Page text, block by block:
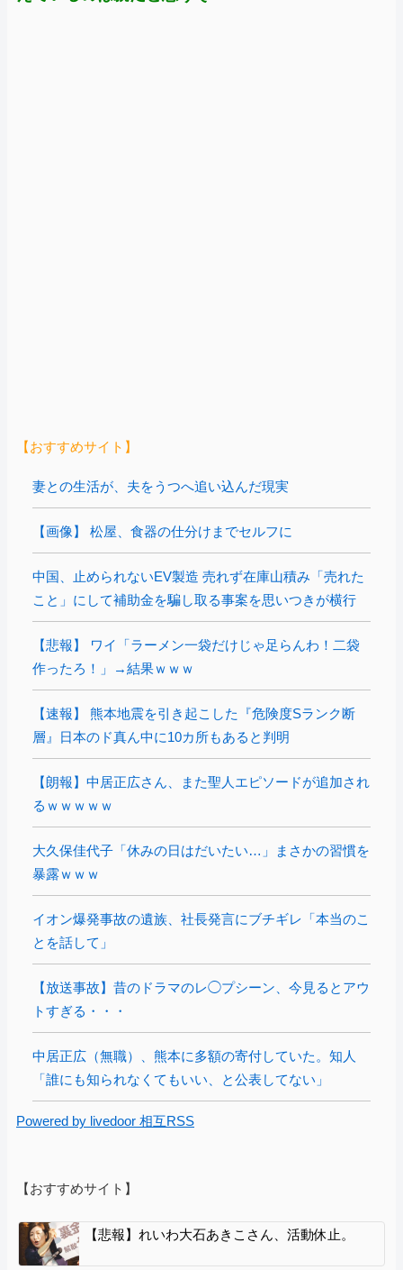
【おすすめサイト】
妻との生活が、夫をうつへ追い込んだ現実
【画像】 松屋、食器の仕分けまでセルフに
中国、止められないEV製造 売れず在庫山積み「売れた
こと」にして補助金を騙し取る事案を思いつきが横行
【悲報】 ワイ「ラーメン一袋だけじゃ足らんわ！二袋
作ったろ！」→結果ｗｗｗ
【速報】 熊本地震を引き起こした『危険度Sランク断
層』日本のド真ん中に10カ所もあると判明
【朗報】中居正広さん、また聖人エピソードが追加され
るｗｗｗｗｗ
大久保佳代子「休みの日はだいたい…」まさかの習慣を
暴露ｗｗｗ
イオン爆発事故の遺族、社長発言にブチギレ「本当のこ
とを話して」
【放送事故】昔のドラマのレ◯プシーン、今見るとアウ
トすぎる・・・
中居正広（無職）、熊本に多額の寄付していた。知人
「誰にも知られなくてもいい、と公表してない」
Powered by livedoor 相互RSS
【おすすめサイト】
【悲報】れいわ大石あきこさん、活動休止。